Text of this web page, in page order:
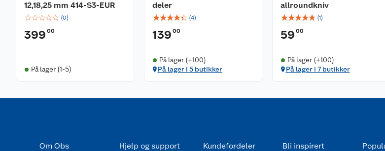
12,18,25 mm 414-S3-EUR
☆☆☆☆☆ (0)
399 00
På lager (1-5)
deler
☆☆☆☆☆ (4)
139 00
På lager (+100)
På lager i 5 butikker
allroundkniv
☆☆☆☆☆ (1)
59 00
På lager (+100)
På lager i 7 butikker
Om Obs Hjelp og support Kundefordeler Bli inspirert